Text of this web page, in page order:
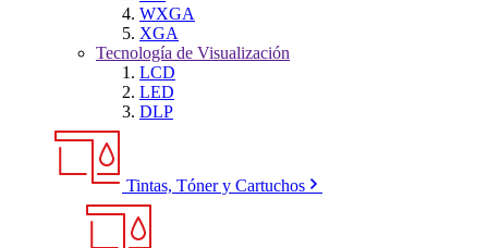
WXGA
XGA
Tecnología de Visualización
LCD
LED
DLP
Tintas, Tóner y Cartuchos